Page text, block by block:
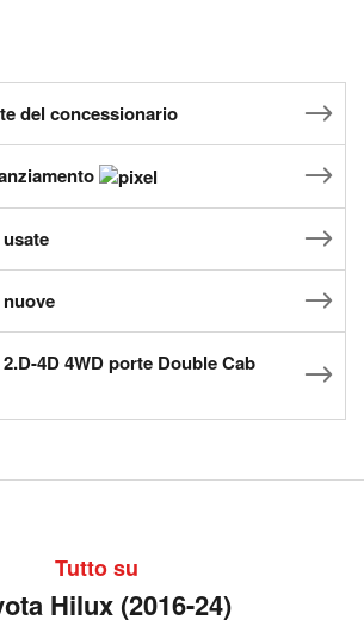
del concessionario
4D 4WD porte Double Cab
Tutto su
Hilux (2016-24)